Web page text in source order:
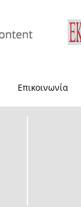
Επικοινωνία